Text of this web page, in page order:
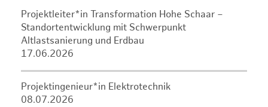
Projektleiter*in Transformation Hohe Schaar –
Standortentwicklung mit Schwerpunkt
Altlastsanierung und Erdbau
17.06.2026
Projektingenieur*in Elektrotechnik
08.07.2026